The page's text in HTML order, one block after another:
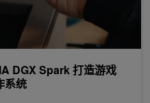
DGX Spark 打造游戏
系统